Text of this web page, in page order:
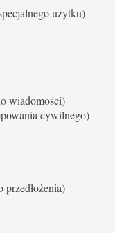
użytku)
wiadomości)
cywilnego)